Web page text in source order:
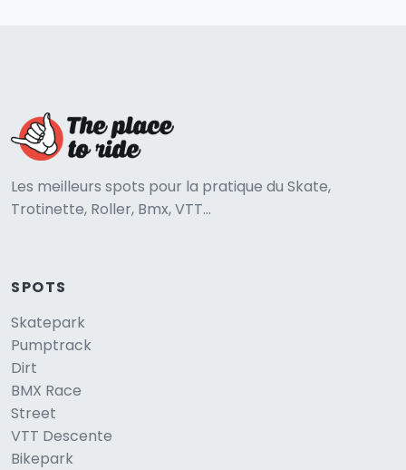
Les meilleurs spots pour la pratique du Skate,
Trotinette, Roller, Bmx, VTT...
SPOTS
Skatepark
Pumptrack
Dirt
BMX Race
Street
VTT Descente
Bikepark